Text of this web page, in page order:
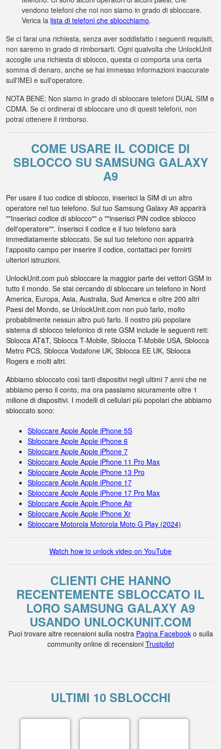
vendono telefoni che noi non siamo in grado di sbloccare.
Verica la lista di telefoni che sblocchiamo.
Se ci farai una richiesta, senza aver soddisfatto i seguenti requisiti,
non saremo in grado di rimborsarti. Ogni qualvolta che UnlockUnit
accoglie una richiesta di sblocco, questa ci comporta una certa
somma di denaro, anche se hai immesso informazioni inaccurate
sull'IMEI e sull'operatore.
NOTA BENE: Non siamo in grado di sbloccare telefoni DUAL SIM e
CDMA. Se ci ordinerai di sbloccare uno di questi telefoni, non
potrai ottenere il rimborso.
COME USARE IL CODICE DI
SBLOCCO SU SAMSUNG GALAXY
A9
Per usare il tuo codice di sblocco, inserisci la SIM di un altro
operatore nel tuo telefono. Sul tuo Samsung Galaxy A9 apparirà
""Inserisci codice di sblocco"" o ""inserisci PIN codice sblocco
dell'operatore"". Inserisci il codice e il tuo telefono sarà
immediatamente sbloccato. Se sul tuo telefono non apparirà
l'apposito campo per inserire il codice, contattaci per fornirti
ulteriori istruzioni.
UnlockUnit.com può sbloccare la maggior parte dei vettori GSM in
tutto il mondo. Se stai cercando di sbloccare un telefono in Nord
America, Europa, Asia, Australia, Sud America e oltre 200 altri
Paesi del Mondo, se UnlockUnit.com non può farlo, molto
probabilmente nessun altro può farlo. Il nostro più popolare
sistema di sblocco telefonico di rete GSM include le seguenti reti:
Sblocca AT&T, Sblocca T-Mobile, Sblocca T-Mobile USA, Sblocca
Metro PCS, Sblocca Vodafone UK, Sblocca EE UK, Sblocca
Rogers e molti altri.
Abbiamo sbloccato così tanti dispositivi negli ultimi 7 anni che ne
abbiamo perso il conto, ma ora passiamo sicuramente oltre 1
milione di dispositivi. I modelli di cellulari più popolari che abbiamo
sbloccato sono:
Sbloccare Apple Apple iPhone 5S
Sbloccare Apple Apple iPhone 6
Sbloccare Apple Apple iPhone 7
Sbloccare Apple Apple iPhone 11 Pro Max
Sbloccare Apple Apple iPhone 13 Pro
Sbloccare Apple Apple iPhone 17
Sbloccare Apple Apple iPhone 17 Pro Max
Sbloccare Apple Apple iPhone Air
Sbloccare Apple Apple iPhone Xr
Sbloccare Motorola Motorola Moto G Play (2024)
Watch how to unlock video on YouTube
CLIENTI CHE HANNO
RECENTEMENTE SBLOCCATO IL
LORO SAMSUNG GALAXY A9
USANDO UNLOCKUNIT.COM
Puoi trovare altre recensioni sulla nostra Pagina Facebooko sulla
community online di recensioni Trustpilot
ULTIMI 10 SBLOCCHI